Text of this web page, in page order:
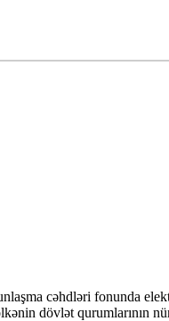
cəhdləri fonunda
dövlət qurumlarının